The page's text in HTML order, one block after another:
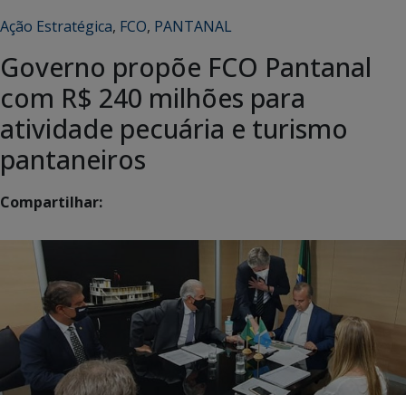
Ação Estratégica, FCO, PANTANAL
Governo propõe FCO Pantanal
com R$ 240 milhões para
atividade pecuária e turismo
pantaneiros
Compartilhar: